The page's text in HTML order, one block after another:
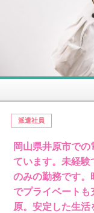
派遣社員
岡山県井原市で
ています。未経験
のみの勤務です
でプライベートも
原。安定した生